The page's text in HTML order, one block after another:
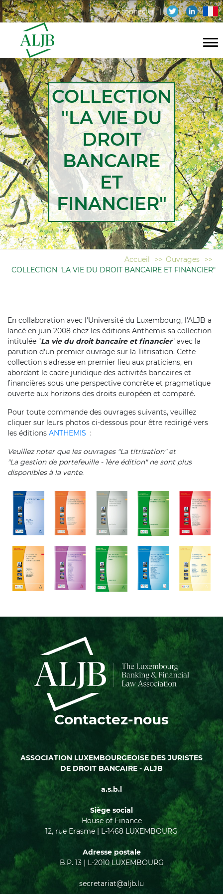
Aller
au
principal
Menu
de
l'utilisateur
Se connecter
Navigation
principaleCOLLECTION
"LA VIE DU
DROIT
BANCAIRE
ET
FINANCIER"
Accueil >> Ouvrages
>>
COLLECTION "LA VIE DU DROIT BANCAIRE ET FINANCIER"
En collaboration avec l'Université du Luxembourg, l'ALJB a
lancé en juin 2008 chez les éditions Anthemis sa collection
intitulée "La vie du droit bancaire et financier" avec la
parution d'un premier ouvrage sur la Titrisation. Cette
collection s'adresse en premier lieu aux praticiens, en
abordant le cadre juridique des activités bancaires et
financières sous une perspective concrète et pragmatique
ouverte aux horizons des droits européen et comparé.
Pour toute commande des ouvrages suivants, veuillez
cliquer sur leurs photos ci-dessous pour être redirigé vers
les éditions ANTHEMIS :
Veuillez noter que les ouvrages "La titrisation" et
"La gestion de portefeuille - 1ère édition" ne sont plus
disponibles à la vente.
Contactez-nous
ASSOCIATION LUXEMBOURGEOISE DES JURISTES
DE DROIT BANCAIRE - ALJB
a.s.b.l
Siège social
House of Finance
12, rue Erasme | L-1468 LUXEMBOURG
Adresse postale
B.P. 13 | L-2010 LUXEMBOURG
secretariat@aljb.lu